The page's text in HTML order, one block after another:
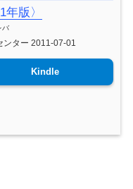
版〉
バ
ンター 2011-07-01
Kindle